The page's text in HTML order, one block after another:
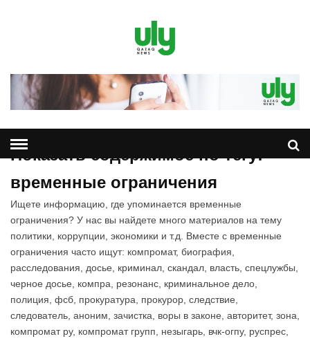
Показать содержимое по тегу:
временные ограничения
Ищете информацию, где упоминается временные
ограничения? У нас вы найдете много материалов на тему
политики, коррупции, экономики и т.д. Вместе с временные
ограничения часто ищут: компромат, биография,
расследования, досье, криминал, скандал, власть, спецлужбы,
черное досье, компра, резонанс, криминальное дело,
полиция, фсб, прокуратура, прокурор, следствие,
следователь, аноним, зачистка, воры в законе, авторитет, зона,
компромат ру, компромат групп, незыгарь, вчк-огпу, руспрес,